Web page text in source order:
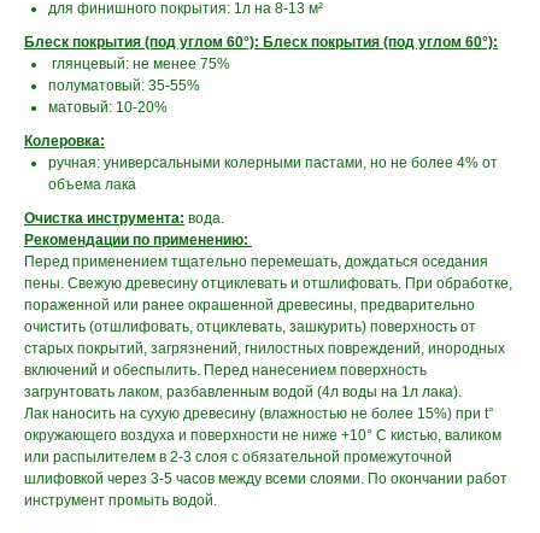
для финишного покрытия: 1л на 8-13 м²
Блеск покрытия (под углом 60°): Блеск покрытия (под углом 60°):
глянцевый: не менее 75%
полуматовый: 35-55%
матовый: 10-20%
Колеровка:
ручная: универсальными колерными пастами, но не более 4% от
объема лака
Очистка инструмента: вода.
Рекомендации по применению:
Перед применением тщательно перемешать, дождаться оседания
пены. Свежую древесину отциклевать и отшлифовать. При обработке,
пораженной или ранее окрашенной древесины, предварительно
очистить (отшлифовать, отциклевать, зашкурить) поверхность от
старых покрытий, загрязнений, гнилостных повреждений, инородных
включений и обеспылить. Перед нанесением поверхность
загрунтовать лаком, разбавленным водой (4л воды на 1л лака).
Лак наносить на сухую древесину (влажностью не более 15%) при t°
окружающего воздуха и поверхности не ниже +10° С кистью, валиком
или распылителем в 2-3 слоя с обязательной промежуточной
шлифовкой через 3-5 часов между всеми слоями. По окончании работ
инструмент промыть водой.